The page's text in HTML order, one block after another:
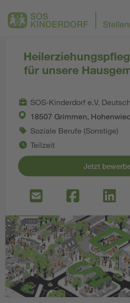
für unsere
SOS-Kinderdorf e.V.
18507 Grimmen,
Soziale Berufe (Sonstige)
Teilzeit
Jetzt